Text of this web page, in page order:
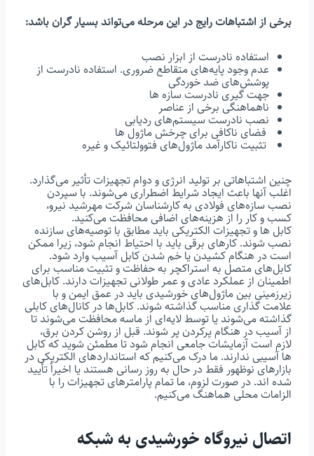
برخی از اشتباهات رایج در این مرحله می‌تواند بسیار گران باشد:
استفاده نادرست از ابزار نصب
عدم وجود پایه‌های متقاطع ضروری. استفاده نادرست از
پوشش‌های ضد خوردگی
جهت گیری نادرست سازه ها
ناهماهنگی برخی از عناصر
نصب نادرست سیستم‌های ردیابی
فضای ناکافی برای چرخش ماژول ها
تثبیت ناکارآمد ماژول‌های فتوولتائیک و غیره
چنین اشتباهاتی بر تولید انرژی و دوام تجهیزات تأثیر می‌گذارد.
اغلب آنها باعث ایجاد شرایط اضطراری می‌شوند. با سپردن
نصب سازه‌های فولادی به کارشناسان شرکت مهرشید نیرو،
کسب و کار را از هزینه‌های اضافی محافظت می‌کنید.
کابل ها و تجهیزات الکتریکی باید مطابق با توصیه‌های سازنده
نصب شوند. کارهای برقی باید با احتیاط انجام شود، زیرا ممکن
است در هنگام کشیدن یا خم شدن کابل آسیب وارد شود.
کابل‌های متصل به استراکچر به حفاظت و تثبیت مناسب برای
اطمینان از عملکرد عادی و عمر طولانی تجهیزات دارند. کابل‌های
زیرزمینی بین ماژول‌های خورشیدی باید در عمق ایمن و با
علامت گذاری مناسب گذاشته شوند. کابل‌ها در کانال‌های کابلی
گذاشته می‌شوند یا توسط لایه‌ای از ماسه محافظت می‌شوند تا
از آسیب در هنگام پرکردن پر شوند. قبل از روشن کردن برق،
لازم است آزمایشات جامعی انجام شود تا مطمئن شوید که کابل
ها آسیبی ندارند. ما درک می‌کنیم که استانداردهای الکتریکی در
بازارهای نوظهور فقط در حال به روز رسانی هستند یا اخیراً تأیید
شده اند. در صورت لزوم، ما تمام پارامترهای تجهیزات را با
الزامات محلی هماهنگ می‌کنیم.
اتصال نیروگاه خورشیدی به شبکه